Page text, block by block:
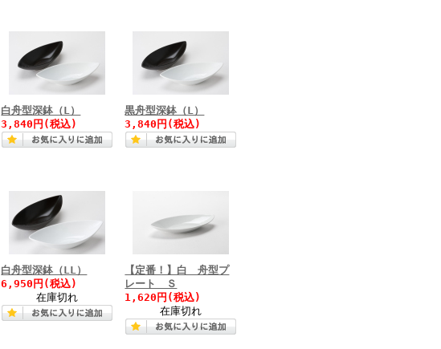
白舟型深鉢（L）
3,840円(税込)
黒舟型深鉢（L）
3,840円(税込)
白舟型深鉢（LL）
6,950円(税込)
在庫切れ
【定番！】白 舟型プ
レート Ｓ
1,620円(税込)
在庫切れ